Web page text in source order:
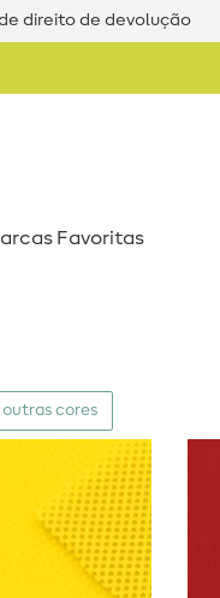
direito de devolução
Favoritas
outras cores